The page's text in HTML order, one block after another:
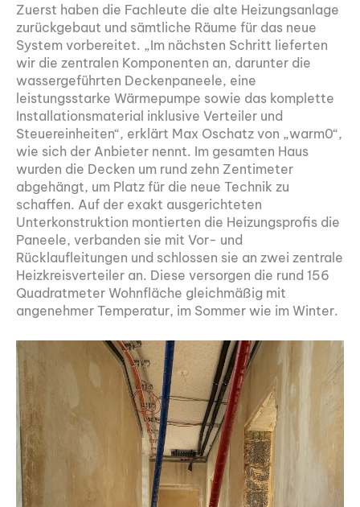
Zuerst haben die Fachleute die alte Heizungsanlage
zurückgebaut und sämtliche Räume für das neue
System vorbereitet. „Im nächsten Schritt lieferten
wir die zentralen Komponenten an, darunter die
wassergeführten Deckenpaneele, eine
leistungsstarke Wärmepumpe sowie das komplette
Installationsmaterial inklusive Verteiler und
Steuereinheiten“, erklärt Max Oschatz von „warm0“,
wie sich der Anbieter nennt. Im gesamten Haus
wurden die Decken um rund zehn Zentimeter
abgehängt, um Platz für die neue Technik zu
schaffen. Auf der exakt ausgerichteten
Unterkonstruktion montierten die Heizungsprofis die
Paneele, verbanden sie mit Vor- und
Rücklaufleitungen und schlossen sie an zwei zentrale
Heizkreisverteiler an. Diese versorgen die rund 156
Quadratmeter Wohnfläche gleichmäßig mit
angenehmer Temperatur, im Sommer wie im Winter.